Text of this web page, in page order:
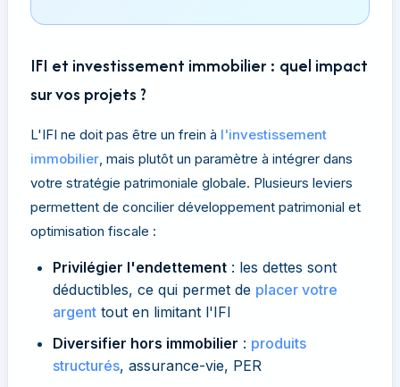
IFI et investissement immobilier : quel impact
sur vos projets ?
L'IFI ne doit pas être un frein à l'investissement
immobilier, mais plutôt un paramètre à intégrer dans
votre stratégie patrimoniale globale. Plusieurs leviers
permettent de concilier développement patrimonial et
optimisation fiscale :
Privilégier l'endettement : les dettes sont
déductibles, ce qui permet de placer votre
argent tout en limitant l'IFI
Diversifier hors immobilier : produits
structurés, assurance-vie, PER